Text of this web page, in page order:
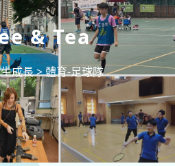
& Tea
成長>體育-足球隊